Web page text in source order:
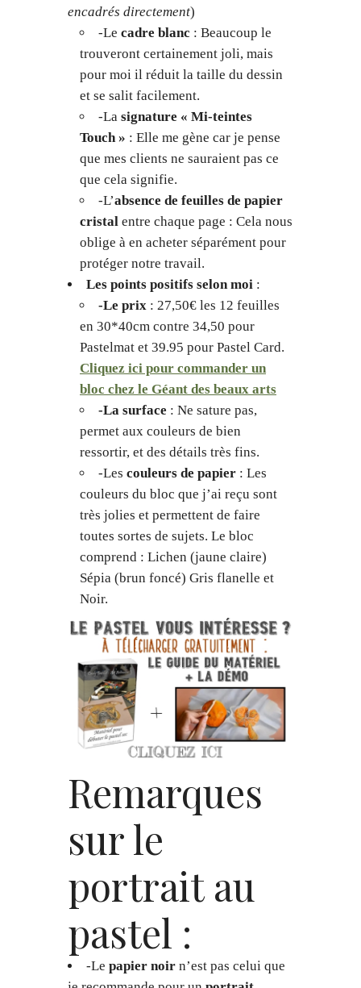
encadrés directement)
-Le cadre blanc : Beaucoup le
trouveront certainement joli, mais
pour moi il réduit la taille du dessin
et se salit facilement.
-La signature « Mi-teintes
Touch » : Elle me gène car je pense
que mes clients ne sauraient pas ce
que cela signifie.
-L’absence de feuilles de papier
cristal entre chaque page : Cela nous
oblige à en acheter séparément pour
protéger notre travail.
Les points positifs selon moi :
-Le prix : 27,50€ les 12 feuilles
en 30*40cm contre 34,50 pour
Pastelmat et 39.95 pour Pastel Card.
Cliquez ici pour commander un
bloc chez le Géant des beaux arts
-La surface : Ne sature pas,
permet aux couleurs de bien
ressortir, et des détails très fins.
-Les couleurs de papier : Les
couleurs du bloc que j’ai reçu sont
très jolies et permettent de faire
toutes sortes de sujets. Le bloc
comprend : Lichen (jaune claire)
Sépia (brun foncé) Gris flanelle et
Noir.
Remarques
sur le
portrait au
pastel :
-Le papier noir n’est pas celui que